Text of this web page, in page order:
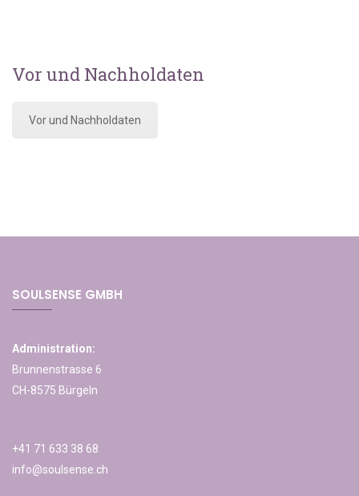
Vor und Nachholdaten
Vor und Nachholdaten
SOULSENSE GMBH
Administration:
Brunnenstrasse 6
CH-8575 Bürgeln
+41 71 633 38 68
info@soulsense.ch